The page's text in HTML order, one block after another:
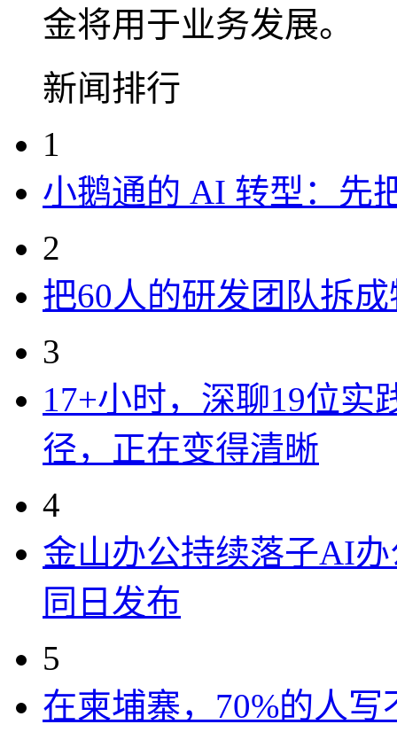
金将用于业务发展。
新闻排行
1
小鹅通的 AI 转型：先
2
把60人的研发团队拆
3
17+小时，深聊19位实
径，正在变得清晰
4
金山办公持续落子AI办
同日发布
5
在柬埔寨，70%的人写